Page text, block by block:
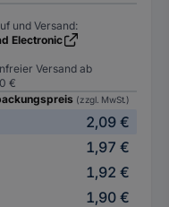
und Versand:
Electronic
Versand ab
€
(zzgl. MwSt.)
2,09 €
1,97 €
1,92 €
1,90 €